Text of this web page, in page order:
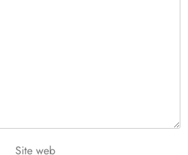
Site web